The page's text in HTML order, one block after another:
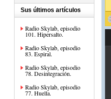
Sus últimos artículos
Radio Skylab, episodio
101. Hipersalto.
Radio Skylab, episodio
83. Espiral.
Radio Skylab, episodio
78. Desintegración.
Radio Skylab, episodio
77. Huella.